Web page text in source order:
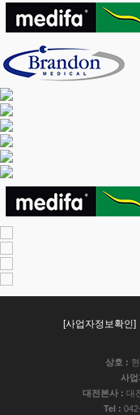
상호 :
사업
대전본사 : 대
Tel :